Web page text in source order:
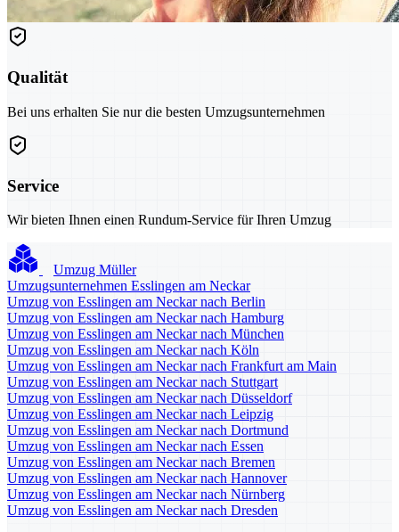
Qualität
Bei uns erhalten Sie nur die besten Umzugsunternehmen
Service
Wir bieten Ihnen einen Rundum-Service für Ihren Umzug
Umzug Müller
Umzugsunternehmen Esslingen am Neckar
Umzug von Esslingen am Neckar nach Berlin
Umzug von Esslingen am Neckar nach Hamburg
Umzug von Esslingen am Neckar nach München
Umzug von Esslingen am Neckar nach Köln
Umzug von Esslingen am Neckar nach Frankfurt am Main
Umzug von Esslingen am Neckar nach Stuttgart
Umzug von Esslingen am Neckar nach Düsseldorf
Umzug von Esslingen am Neckar nach Leipzig
Umzug von Esslingen am Neckar nach Dortmund
Umzug von Esslingen am Neckar nach Essen
Umzug von Esslingen am Neckar nach Bremen
Umzug von Esslingen am Neckar nach Hannover
Umzug von Esslingen am Neckar nach Nürnberg
Umzug von Esslingen am Neckar nach Dresden